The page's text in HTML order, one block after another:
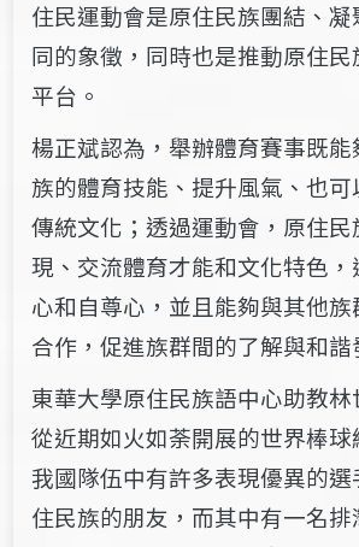
住民運動會是原住民族團結、
同的象徵，同時也是推動原住
平台。
楊正斌認為，舉辦體育賽事既能
族的體育技能、提升風氣、也
傳統文化；透過運動會，原住
現、交流體育才能和文化特色
心和自尊心，並且能夠與其他
合作，促進族群間的了解與和諧
東華大學原住民族語中心助教林
從近期如火如荼開展的世界棒球
我國隊伍中有許多表現優異的
住民族的朋友，而其中有一名排